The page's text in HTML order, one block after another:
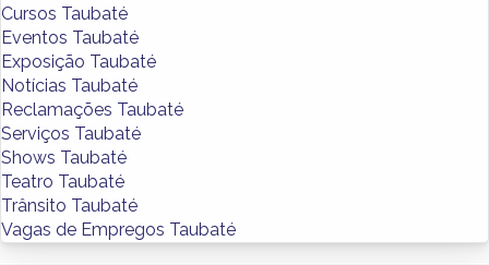
Cursos Taubaté
Eventos Taubaté
Exposição Taubaté
Notícias Taubaté
Reclamações Taubaté
Serviços Taubaté
Shows Taubaté
Teatro Taubaté
Trânsito Taubaté
Vagas de Empregos Taubaté